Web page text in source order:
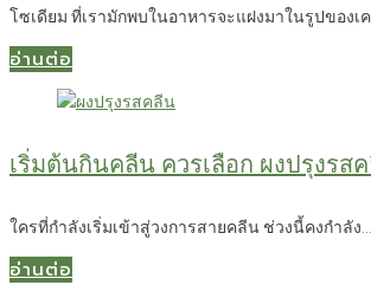
โซเดียม ที่เรามักพบในอาหารจะแฝงมาในรูปของเค
อ่านต่อ
เริ่มต้นกินคลีน ควรเลือก ผงปรุงรส
ใครที่กำลังเริ่มเข้าสู่วงการสายคลีน ช่วงนี้คงกำลัง...
อ่านต่อ